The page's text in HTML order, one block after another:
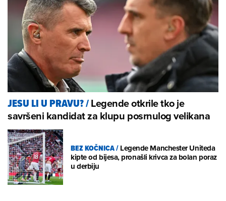
JESU LI U PRAVU?/Legende otkrile tko je
savršeni kandidat za klupu posrnulog velikana
BEZ KOČNICA/Legende Manchester Uniteda
kipte od bijesa, pronašli krivca za bolan poraz
u derbiju